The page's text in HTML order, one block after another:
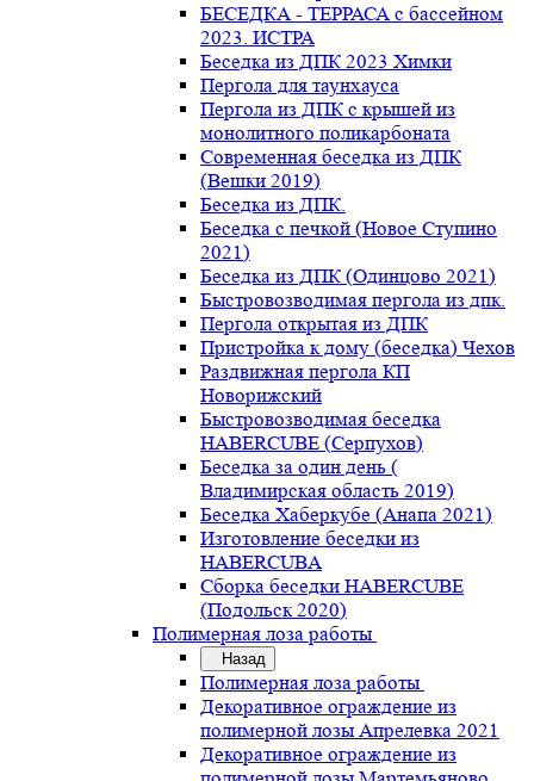
БЕСЕДКА - ТЕРРАСА с бассейном
2023. ИСТРА
Беседка из ДПК 2023 Химки
Пергола для таунхауса
Пергола из ДПК с крышей из
монолитного поликарбоната
Современная беседка из ДПК
(Вешки 2019)
Беседка из ДПК.
Беседка с печкой (Новое Ступино
2021)
Беседка из ДПК (Одинцово 2021)
Быстровозводимая пергола из дпк.
Пергола открытая из ДПК
Пристройка к дому (беседка) Чехов
Раздвижная пергола КП
Новорижский
Быстровозводимая беседка
HABERCUBE (Серпухов)
Беседка за один день (
Владимирская область 2019)
Беседка Хаберкубе (Анапа 2021)
Изготовление беседки из
HABERCUBA
Сборка беседки HABERCUBE
(Подольск 2020)
Полимерная лоза работы
Назад
Полимерная лоза работы
Декоративное ограждение из
полимерной лозы Апрелевка 2021
Декоративное ограждение из